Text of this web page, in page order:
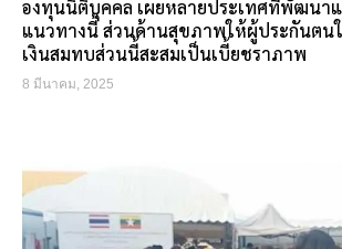
องทุนนิติบุคคล เผยหลายประเทศที่พัฒนา
แนวทางนี้ ส่วนด้านสุขภาพให้ผู้ประกันตน
เงินสมทบส่วนนี้สะสมเป็นเบี้ยชราภาพ
8 มีนาคม, 2025